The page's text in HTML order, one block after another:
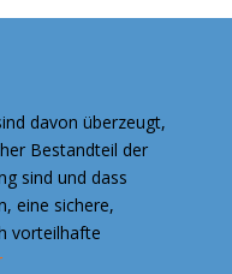
davon überzeugt,
Bestandteil der
sind und dass
eine sichere,
vorteilhafte